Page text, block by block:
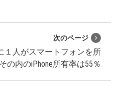
次のページ
１人がスマートフォンを所
の内のiPhone所有率は55％